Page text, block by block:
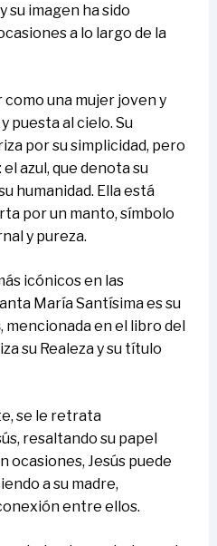
su imagen ha sido
a lo largo de la
una mujer joven y
puesta al cielo. Su
por su simplicidad, pero
azul, que denota su
humanidad. Ella está
por un manto, símbolo
y pureza.
icónicos en las
María Santísima es su
, mencionada en el libro del
su Realeza y su título
se le retrata
resaltando su papel
ocasiones, Jesús puede
a su madre,
entre ellos.